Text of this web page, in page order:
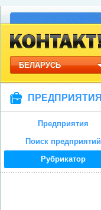
БЕЛАРУСЬ
ПРЕДПРИЯТИЯ
Предприятия
Поиск предприятий
Рубрикатор